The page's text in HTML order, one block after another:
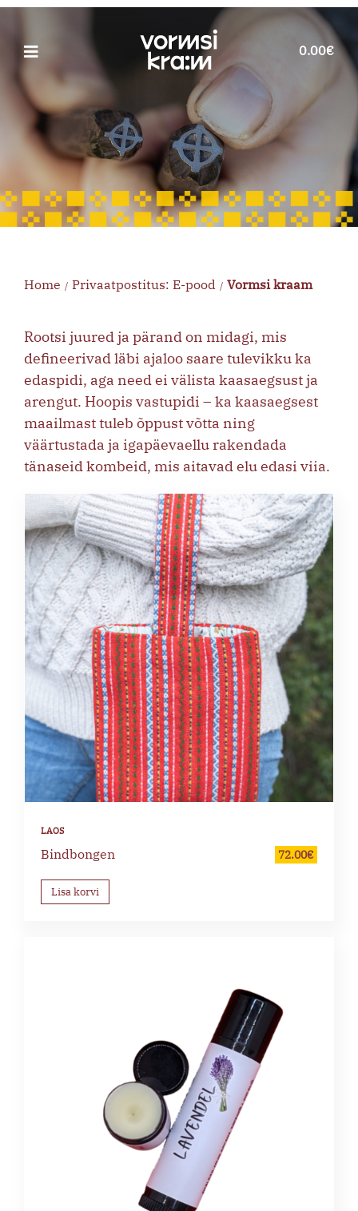
Skip
content
0.00€
Home / Privaatpostitus: E-pood / Vormsi kraam
Rootsi juured ja pärand on midagi, mis
defineerivad läbi ajaloo saare tulevikku ka
edaspidi, aga need ei välista kaasaegsust ja
arengut. Hoopis vastupidi – ka kaasaegsest
maailmast tuleb õppust võtta ning
väärtustada ja igapäevaellu rakendada
tänaseid kombeid, mis aitavad elu edasi viia.
Bindbongen 72.00€
Lisa korvi
Search
for:
Avaleht
Meie inimesed
E-pood
Teenused